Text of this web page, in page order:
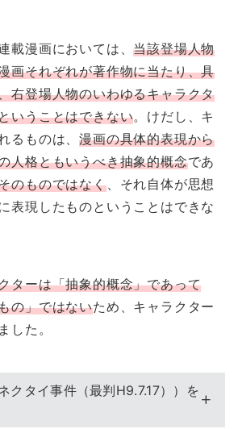
載漫画においては、当該登場人物
画それぞれが著作物に当たり、具
右登場人物のいわゆるキャラクタ
いうことはできない。けだし、キ
るものは、漫画の具体的表現から
人格ともいうべき抽象的概念であ
のものではなく、それ自体が思想
表現したものということはできな
ターは「抽象的概念」であって
の」ではないため、キャラクター
した。
クタイ事件（最判H9.7.17））を